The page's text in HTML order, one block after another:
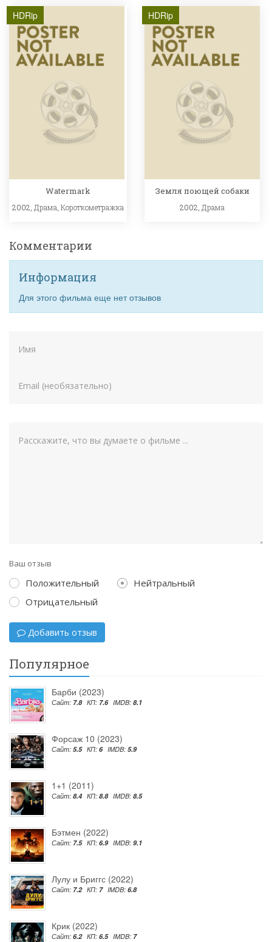
HDRip
Watermark
2002, Драма Короткометражка
HDRip
Земля поющей собаки
2002, Драма
Комментарии
Информация
Для этого фильма еще нет отзывов
Ваш отзыв
Положительный
Нейтральный
Отрицательный
Добавить отзыв
Популярное
Барби (2023)
Сайт: 7.8 КП: 7.6 IMDB: 8.1
Форсаж 10 (2023)
Сайт: 5.5 КП: 6 IMDB: 5.9
1+1 (2011)
Сайт: 8.4 КП: 8.8 IMDB: 8.5
Бэтмен (2022)
Сайт: 7.5 КП: 6.9 IMDB: 9.1
Лулу и Бриггс (2022)
Сайт: 7.2 КП: 7 IMDB: 6.8
Крик (2022)
Сайт: 6.2 КП: 6.5 IMDB: 7